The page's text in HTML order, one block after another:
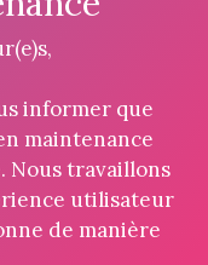
informer que
maintenance
Nous travaillons
utilisateur
de manière